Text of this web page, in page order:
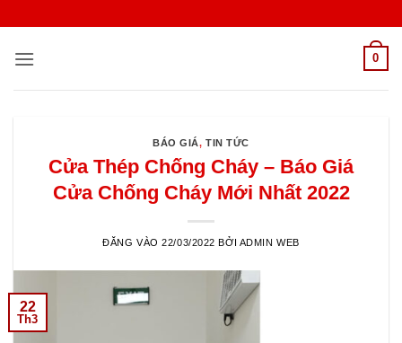
nội
0
BÁO GIÁ,TIN TỨC
Cửa Thép Chống Cháy – Báo Giá
Cửa Chống Cháy Mới Nhất 2022
ĐĂNG VÀO22/03/2022 BỞI ADMIN WEB
22
Th3